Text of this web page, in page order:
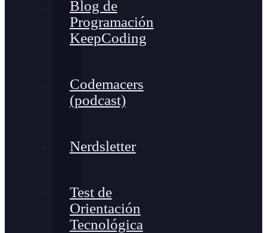
Blog de
Programación
KeepCoding
Codemacers
(podcast)
Nerdsletter
Test de
Orientación
Tecnológica